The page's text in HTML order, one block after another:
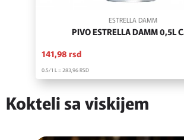
ESTRELLA DAMM
PIVO ESTRELLA DAMM 0,5L
141,98 rsd
0.5/1 L = 283,96RSD
Kokteli sa viskijem